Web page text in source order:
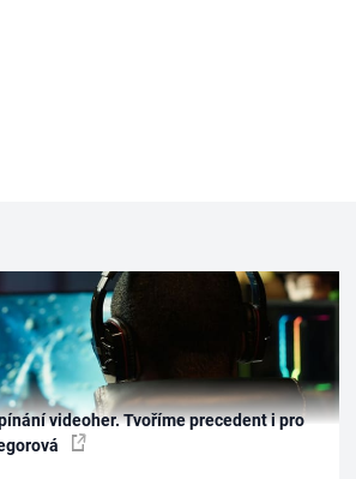
videoher. Tvoříme precedent i pro